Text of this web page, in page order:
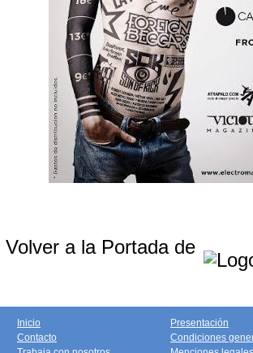
Volver a la Portada de
Inicio
Contacto
Presentación
Condiciones